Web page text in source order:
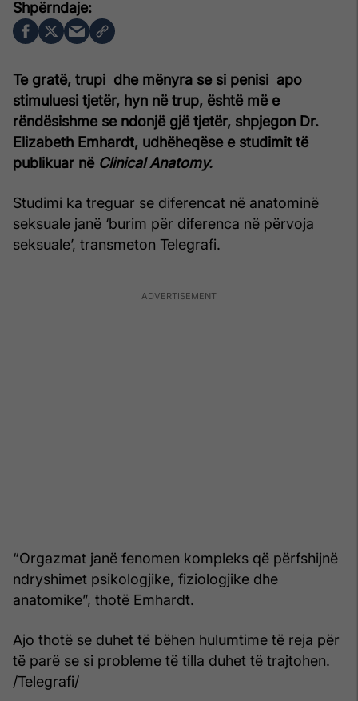
Te gratë, trupi dhe mënyra se si penisi apo
stimuluesi tjetër, hyn në trup, është më e
rëndësishme se ndonjë gjë tjetër, shpjegon Dr.
Elizabeth Emhardt, udhëheqëse e studimit të
publikuar në Clinical Anatomy.
Studimi ka treguar se diferencat në anatominë
seksuale janë ‘burim për diferenca në përvoja
seksuale’, transmeton Telegrafi.
“Orgazmat janë fenomen kompleks që përfshijnë
ndryshimet psikologjike, fiziologjike dhe
anatomike”, thotë Emhardt.
Ajo thotë se duhet të bëhen hulumtime të reja për
të parë se si probleme të tilla duhet të trajtohen.
/Telegrafi/